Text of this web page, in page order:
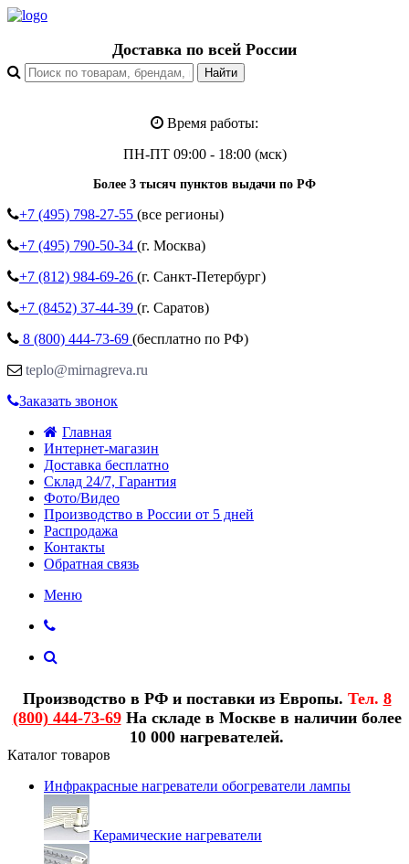
Доставка по всей России
Время работы:
ПН-ПТ 09:00 - 18:00 (мск)
Более 3 тысяч пунктов выдачи по РФ
+7 (495) 798-27-55 (все регионы)
+7 (495) 790-50-34 (г. Москва)
+7 (812) 984-69-26 (г. Санкт-Петербург)
+7 (8452) 37-44-39 (г. Саратов)
8 (800) 444-73-69 (бесплатно по РФ)
teplo@mirnagreva.ru
Заказать звонок
Главная
Интернет-магазин
Доставка бесплатно
Склад 24/7, Гарантия
Фото/Видео
Производство в России от 5 дней
Распродажа
Контакты
Обратная связь
Меню
Производство в РФ и поставки из Европы. Тел. 8
(800) 444-73-69На складе в Москве в наличии более
10 000 нагревателей.
Каталог товаров
Инфракрасные нагреватели обогреватели лампы
Керамические нагреватели